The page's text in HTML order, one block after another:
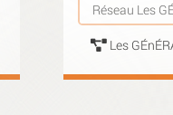
Réseau Les
Les